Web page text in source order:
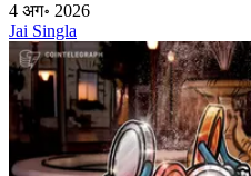
4 अग॰ 2026
Jai Singla